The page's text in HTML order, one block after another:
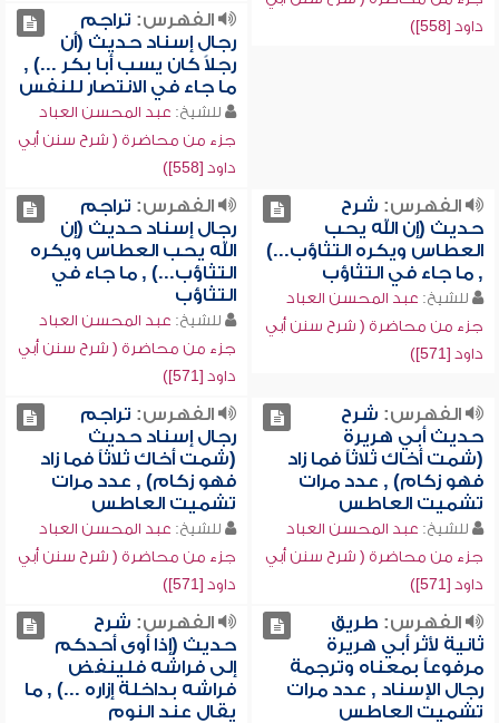
داود [558])
الفهرس: تراجم
رجال إسناد حديث (أن
رجلاً كان يسب أبا بكر ...) ,
ما جاء في الانتصار للنفس
للشيخ: عبد المحسن العباد
جزء من محاضرة ( شرح سنن أبي
داود [558])
الفهرس: شرح
حديث (إن الله يحب
العطاس ويكره التثاؤب...)
, ما جاء في التثاؤب
للشيخ: عبد المحسن العباد
جزء من محاضرة ( شرح سنن أبي
داود [571])
الفهرس: تراجم
رجال إسناد حديث (إن
الله يحب العطاس ويكره
التثاؤب...) , ما جاء في
التثاؤب
للشيخ: عبد المحسن العباد
جزء من محاضرة ( شرح سنن أبي
داود [571])
الفهرس: شرح
حديث أبي هريرة
(شمت أخاك ثلاثاً فما زاد
فهو زكام) , عدد مرات
تشميت العاطس
للشيخ: عبد المحسن العباد
جزء من محاضرة ( شرح سنن أبي
داود [571])
الفهرس: تراجم
رجال إسناد حديث
(شمت أخاك ثلاثاً فما زاد
فهو زكام) , عدد مرات
تشميت العاطس
للشيخ: عبد المحسن العباد
جزء من محاضرة ( شرح سنن أبي
داود [571])
الفهرس: طريق
ثانية لأثر أبي هريرة
مرفوعاً بمعناه وترجمة
رجال الإسناد , عدد مرات
تشميت العاطس
الفهرس: شرح
حديث (إذا أوى أحدكم
إلى فراشه فلينفض
فراشه بداخلة إزاره ...) , ما
يقال عند النوم